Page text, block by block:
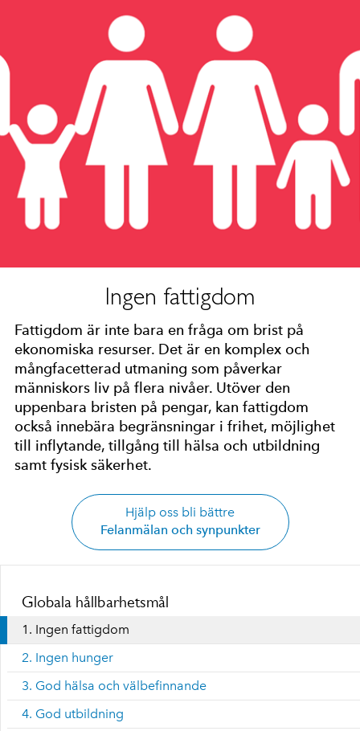
Ingen fattigdom
Fattigdom är inte bara en fråga om brist på
ekonomiska resurser. Det är en komplex och
mångfacetterad utmaning som påverkar
människors liv på flera nivåer. Utöver den
uppenbara bristen på pengar, kan fattigdom
också innebära begränsningar i frihet, möjlighet
till inflytande, tillgång till hälsa och utbildning
samt fysisk säkerhet.
Hjälp oss bli bättre
Felanmälan och synpunkter
Globala hållbarhetsmål
1. Ingen fattigdom
2. Ingen hunger
3. God hälsa och välbefinnande
4. God utbildning